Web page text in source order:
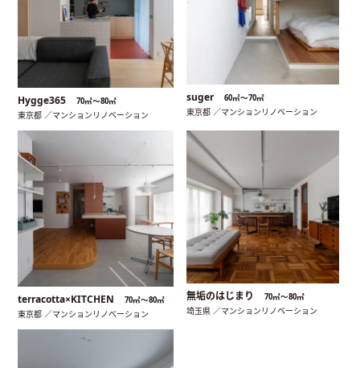
Hygge365 70㎡〜80㎡
東京都 ／マンションリノベーション
suger 60㎡〜70㎡
東京都 ／マンションリノベーション
terracotta×KITCHEN 70㎡〜80㎡
東京都 ／マンションリノベーション
無垢のはじまり 70㎡〜80㎡
埼玉県 ／マンションリノベーション